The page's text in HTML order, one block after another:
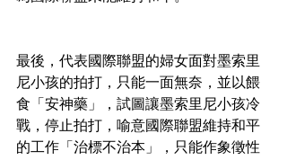
最後，代表國際聯盟的婦女面對墨索里
尼小孩的拍打，只能一面無奈，並以餵
食「安神藥」，試圖讓墨索里尼小孩冷
戰，停止拍打，喻意國際聯盟維持和平
的工作「治標不治本」，只能作象徵性